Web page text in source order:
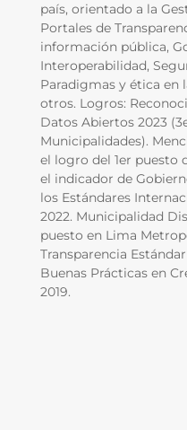
país, orientado a la
Portales de
información pública,
Interoperabilidad,
Paradigmas y ética en
otros. Logros:
Datos Abiertos 2023
Municipalidades).
el logro del 1er puesto
el indicador de
los Estándares
2022. Municipalidad
puesto en Lima
Transparencia
Buenas Prácticas en
2019.